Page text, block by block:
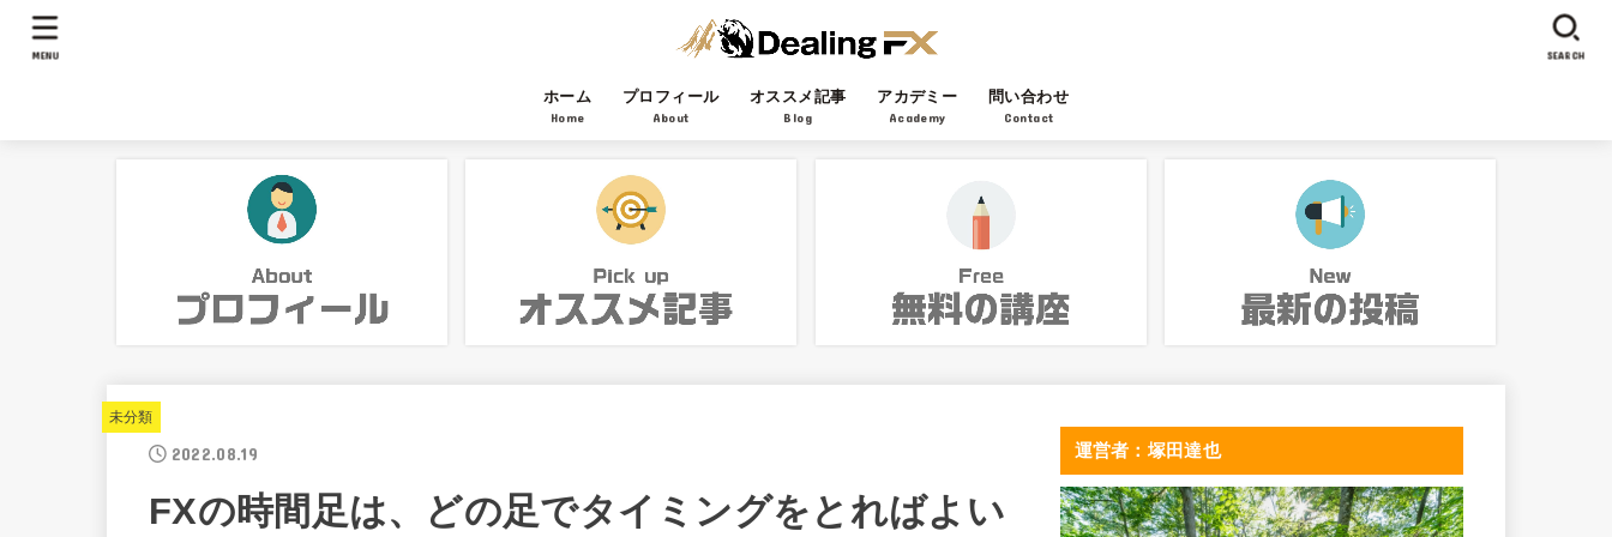
ホーム
Home
プロフィール
About
オススメ記事
Blog
アカデミー
Academy
問い合わせ
Contact
SEARCH
MENU
未分類
2022.08.19
FXの時間足は、どの足でタイミングをとればよい
運営者：塚田達也